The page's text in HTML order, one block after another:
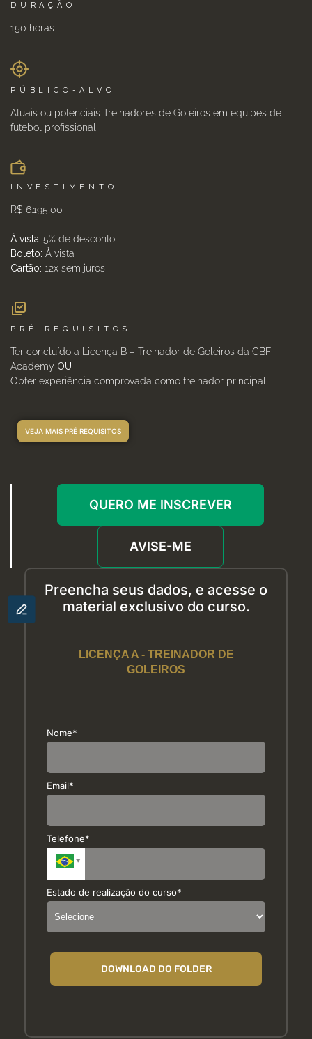
DURAÇÃO
150 horas
PÚBLICO-ALVO
Atuais ou potenciais Treinadores de Goleiros em equipes de
futebol profissional
INVESTIMENTO
R$ 6.195,00
À vista: 5% de desconto
Boleto: À vista
Cartão: 12x sem juros
PRÉ-REQUISITOS
Ter concluído a Licença B – Treinador de Goleiros da CBF
Academy OU
Obter experiência comprovada como treinador principal.
VEJA MAIS PRÉ REQUISITOS
QUERO ME INSCREVER
AVISE-ME
Preencha seus dados, e acesse o
material exclusivo do curso.
LICENÇA A - TREINADOR DE
GOLEIROS
Nome*
Email*
Telefone*
Estado de realização do curso*
DOWNLOAD DO FOLDER